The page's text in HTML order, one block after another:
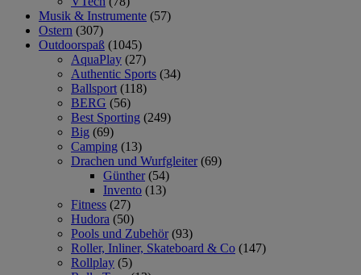
Musik & Instrumente (57)
Ostern (307)
Outdoorspaß (1045)
AquaPlay (27)
Authentic Sports (34)
Ballsport (118)
BERG (56)
Best Sporting (249)
Big (69)
Camping (13)
Drachen und Wurfgleiter (69)
Günther (54)
Invento (13)
Fitness (27)
Hudora (50)
Pools und Zubehör (93)
Roller, Inliner, Skateboard & Co (147)
Rollplay (5)